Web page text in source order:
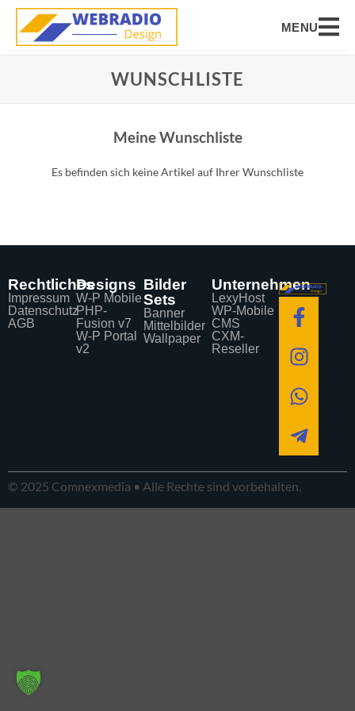
MENU
WUNSCHLISTE
Meine Wunschliste
Es befinden sich keine Artikel auf Ihrer Wunschliste
Rechtliches
Impressum
Datenschutz
AGB
Designs
W-P Mobile
PHP-
Fusion v7
W-P Portal
v2
Bilder
Sets
Banner
Mittelbilder
Wallpaper
Unternehmen
LexyHost
WP-Mobile
CMS
CXM-
Reseller
© 2025 Comnexmedia • Alle Rechte sind vorbehalten.